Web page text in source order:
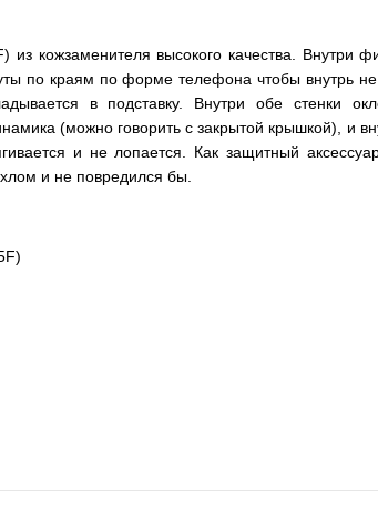
кожзаменителя высокого качества. Внутри
по краям по форме телефона чтобы внутрь
в подставку. Внутри обе стенки
(можно говорить с закрытой крышкой), и
и не лопается. Как защитный
и не повредился бы.